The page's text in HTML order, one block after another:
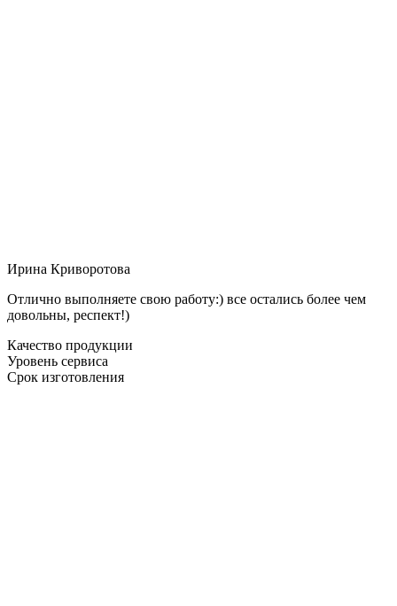
Ирина Криворотова
Отлично выполняете свою работу:) все остались более чем
довольны, респект!)
Качество продукции
Уровень сервиса
Срок изготовления